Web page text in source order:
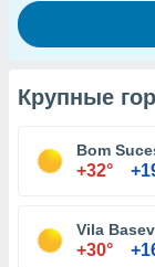
Крупные
Bom
+32°
Vila
+30°